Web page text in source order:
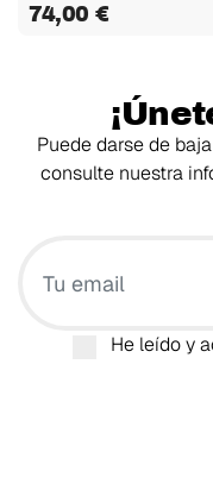
74,00 €
Puede darse de
consulte nuestra
He leído y